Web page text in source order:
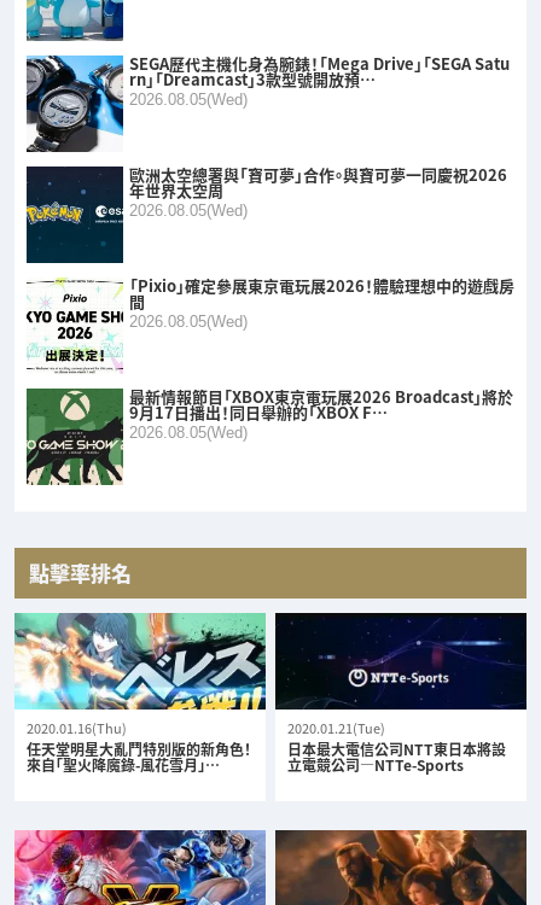
SEGA歷代主機化身為腕錶！「Mega Drive」「SEGA Satu
rn」「Dreamcast」3款型號開放預…
2026.08.05(Wed)
歐洲太空總署與「寶可夢」合作。與寶可夢一同慶祝2026
年世界太空周
2026.08.05(Wed)
「Pixio」確定參展東京電玩展2026！體驗理想中的遊戲房
間
2026.08.05(Wed)
最新情報節目「XBOX東京電玩展2026 Broadcast」將於
9月17日播出！同日舉辦的「XBOX F…
2026.08.05(Wed)
點擊率排名
2020.01.16(Thu)
任天堂明星大亂鬥特別版的新角色！
來自「聖火降魔錄-風花雪月」…
2020.01.21(Tue)
日本最大電信公司NTT東日本將設
立電競公司—NTTe-Sports